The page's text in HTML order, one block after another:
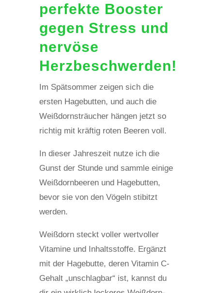
perfekte Booster
gegen Stress und
nervöse
Herzbeschwerden!
Im Spätsommer zeigen sich die
ersten Hagebutten, und auch die
Weißdornsträucher hängen jetzt so
richtig mit kräftig roten Beeren voll.
In dieser Jahreszeit nutze ich die
Gunst der Stunde und sammle einige
Weißdornbeeren und Hagebutten,
bevor sie von den Vögeln stibitzt
werden.
Weißdorn steckt voller wertvoller
Vitamine und Inhaltsstoffe. Ergänzt
mit der Hagebutte, deren Vitamin C-
Gehalt „unschlagbar“ ist, kannst du